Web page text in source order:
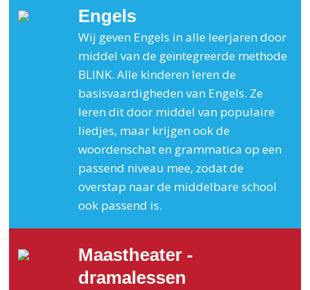
Engels
Wij geven Engels in alle leerjaren door
middel van de geïntegreerde methode
BLINK. Alle kinderen leren de
basisvaardigheden van Engels. Ze
leren dit door middel van populaire
liedjes, maar krijgen ook de
woordenschat en grammatica op een
passend niveau mee, zodat de
overstap naar de middelbare school
ook passend is.
Maastheater -
dramalessen